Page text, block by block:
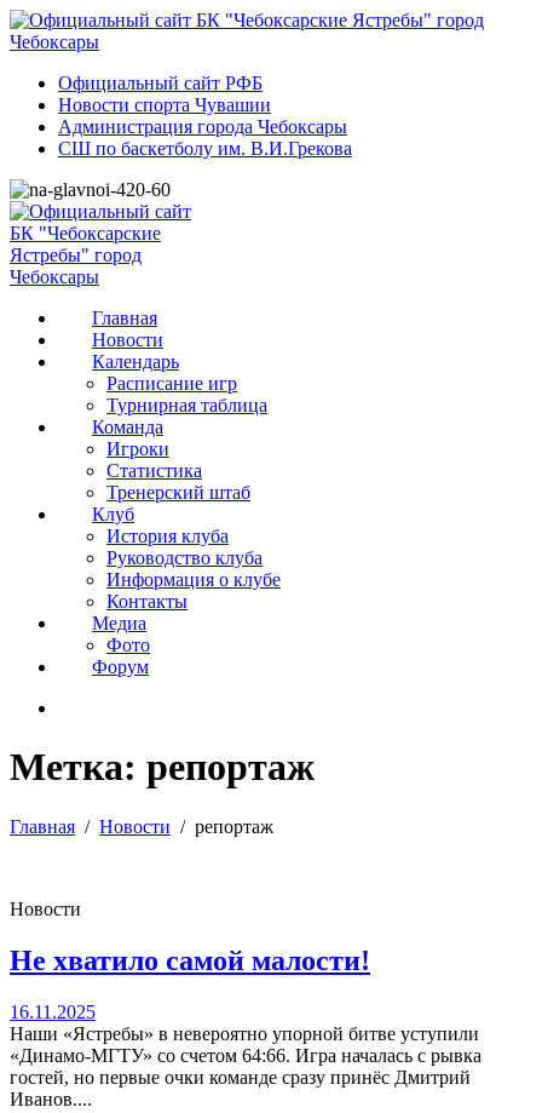
Официальный сайт РФБ
Новости спорта Чувашии
Администрация города Чебоксары
СШ по баскетболу им. В.И.Грекова
Главная
Новости
Календарь
Расписание игр
Турнирная таблица
Команда
Игроки
Статистика
Тренерский штаб
Клуб
История клуба
Руководство клуба
Информация о клубе
Контакты
Медиа
Фото
Форум
Метка: репортаж
Главная Новости репортаж
Новости
Не хватило самой малости!
16.11.2025
Наши «Ястребы» в невероятно упорной битве уступили
«Динамо-МГТУ» со счетом 64:66. Игра началась с рывка
гостей, но первые очки команде сразу принёс Дмитрий
Иванов....